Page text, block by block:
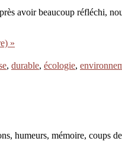
avoir beaucoup réfléchi,
»
, durable, écologie,
humeurs, mémoire,